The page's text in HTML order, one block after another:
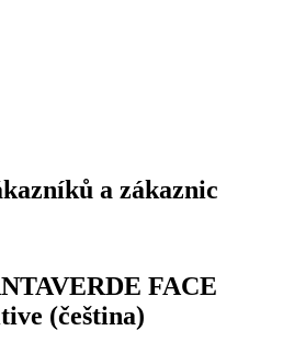
a zákaznic
FACE
(čeština)